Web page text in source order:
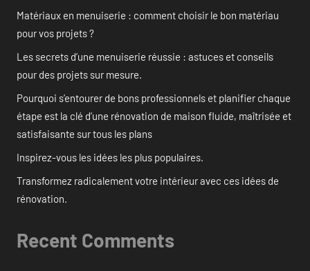
Matériaux en menuiserie : comment choisir le bon matériau
pour vos projets ?
Les secrets d’une menuiserie réussie : astuces et conseils
pour des projets sur mesure.
Pourquoi s’entourer de bons professionnels et planifier chaque
étape est la clé d’une rénovation de maison fluide, maîtrisée et
satisfaisante sur tous les plans
Inspirez-vous les idées les plus populaires.
Transformez radicalement votre intérieur avec ces idées de
rénovation.
Recent Comments